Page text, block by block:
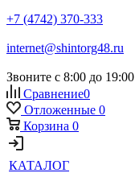
+7 (4742) 370-333
internet@shintorg48.ru
Звоните с 8:00 до 19:00
Сравнение0
Отложенные 0
Корзина 0
КАТАЛОГ